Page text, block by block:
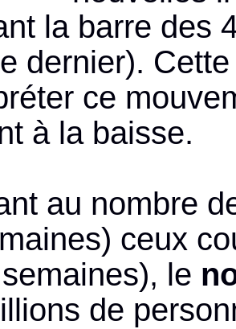
la barre des
dernier).
ce
à la baisse.
au nombre
ceux
le
de